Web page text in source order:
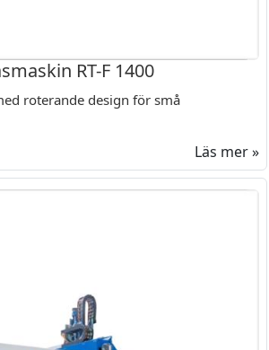
RT-F 1400
roterande design för små
Läs mer »